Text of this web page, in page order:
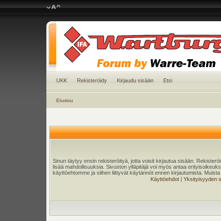
UKK Rekisteröidy Kirjaudu sisään Etsi
Etusivu
Sinun täytyy ensin rekisteröityä, jotta voisit kirjautua sisään.
lisää mahdollisuuksia. Sivuston ylläpitäjä voi myös antaa
käyttöehtomme ja siihen liittyvät käytännöt ennen kirjautumista.
Käyttöehdot| Yksityisyyden